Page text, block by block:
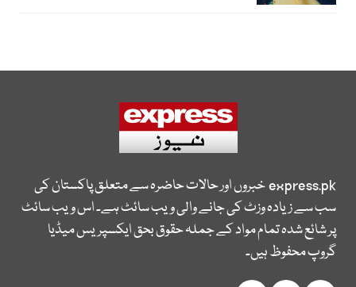
express.pkخبروں اور حالات حاضرہ سے متعلق پاکستان کی
سب سے زیادہ وزٹ کی جانے والی ویب سائٹ ہے۔ اس ویب سائٹ
پر شائع شدہ تمام مواد کے جملہ حقوق بحق ایکسپریس میڈیا
گروپ محفوظ ہیں۔